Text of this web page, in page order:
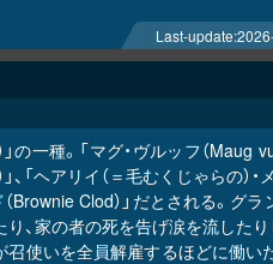
Last-update:
」の一種。「マグ・ヴルッフ（Maug
「ヘアリイ（＝毛むくじゃらの）・
（Brownie Clod）」だとされる。グ
、家の者の死を告げ涙を流した
召使いを全員解雇するほどに働い